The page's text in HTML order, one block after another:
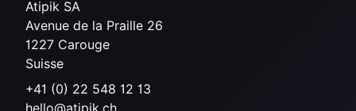
Atipik SA
Avenue de la Praille 26
1227 Carouge
Suisse
+41 (0) 22 548 12 13